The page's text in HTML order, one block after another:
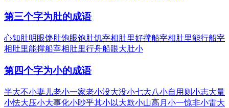
第三个字为肚的成语
心知肚明 眼馋肚饱眼饱肚饥宰相肚里好撑船宰相肚里能行船宰
相肚里能撑船宰相肚里行舟船眼大肚小
第四个字为小的成语
半大不小妻儿老小一家老小没大没小七大八小自用则小志大量
小怯大压小大事化小眇乎其小以大欺小山高月小一惊非小雷大